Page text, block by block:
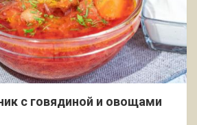
с говядиной и овощами